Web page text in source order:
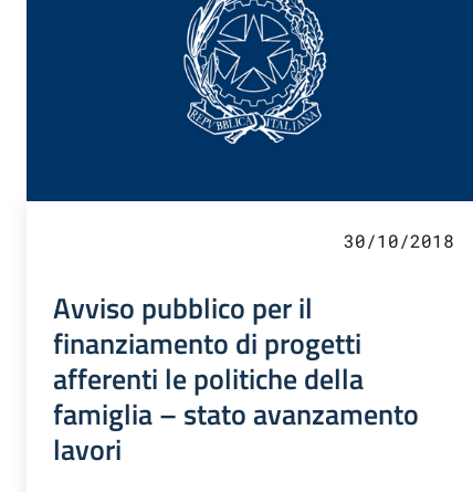
30/10/2018
Avviso pubblico per il
finanziamento di progetti
afferenti le politiche della
famiglia – stato avanzamento
lavori